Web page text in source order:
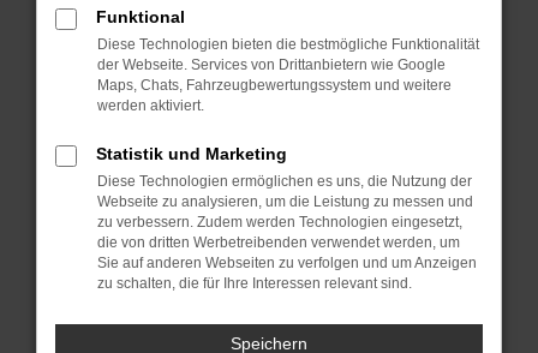
deine Suchmaschine?
Prüfe deine Browsererweiterungen.
Manche Erweiterungen, wie Werbeblocker,
können das Laden bestimmter Seiten
anderen Browser oder in einem privaten
Fenster?
Starte dein Gerät neu.
Das kann manchmal helfen,
vorübergehende Probleme zu beheben.
Stelle sicher, dass dein Browser und dein
Funktional
Diese Technologien bieten die bestmögliche Funktionalität
der Webseite. Services von Drittanbietern wie Google
Maps, Chats, Fahrzeugbewertungssystem und weitere
werden aktiviert.
Statistik und Marketing
Diese Technologien ermöglichen es uns, die Nutzung der
Webseite zu analysieren, um die Leistung zu messen und
zu verbessern. Zudem werden Technologien eingesetzt,
die von dritten Werbetreibenden verwendet werden, um
Sie auf anderen Webseiten zu verfolgen und um Anzeigen
zu schalten, die für Ihre Interessen relevant sind.
Speichern